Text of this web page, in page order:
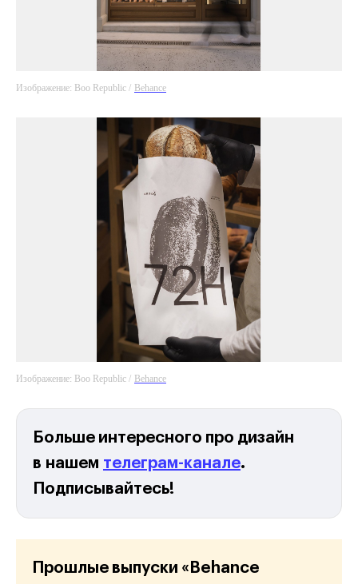
Изображение: Boo Republic / Behance
Изображение: Boo Republic / Behance
Больше интересного про дизайн
в нашем телеграм-канале.
Подписывайтесь!
Прошлые выпуски «Behance